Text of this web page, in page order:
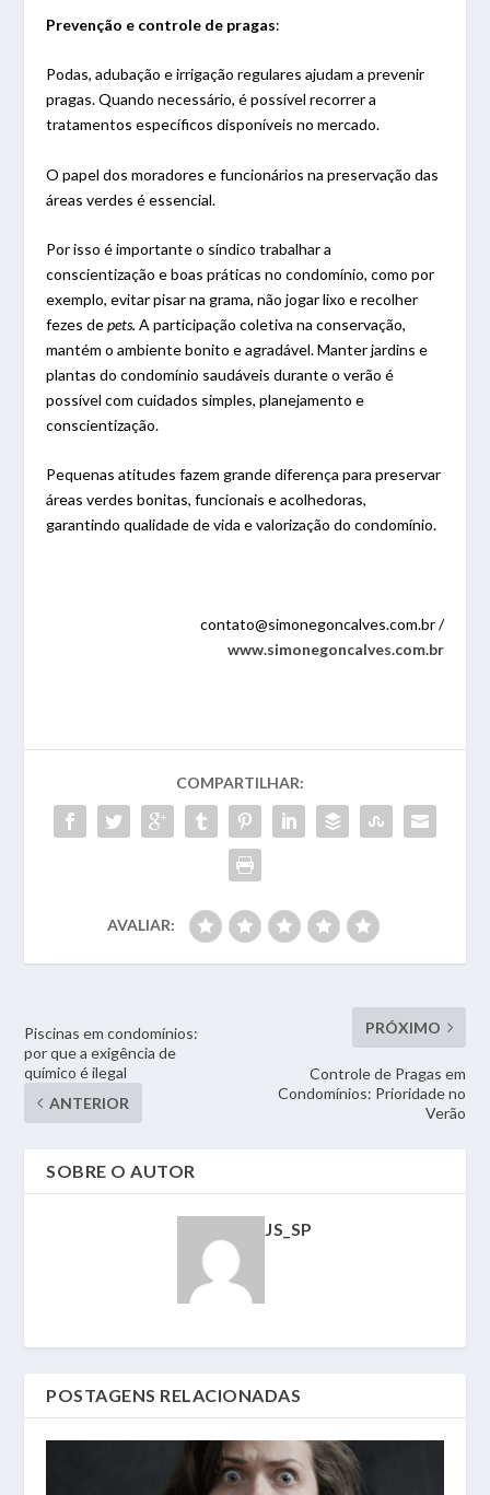
Prevenção e controle de pragas:
Podas, adubação e irrigação regulares ajudam a prevenir
pragas. Quando necessário, é possível recorrer a
tratamentos específicos disponíveis no mercado.
O papel dos moradores e funcionários na preservação das
áreas verdes é essencial.
Por isso é importante o síndico trabalhar a
conscientização e boas práticas no condomínio, como por
exemplo, evitar pisar na grama, não jogar lixo e recolher
fezes depets. A participação coletiva na conservação,
mantém o ambiente bonito e agradável. Manter jardins e
plantas do condomínio saudáveis durante o verão é
possível com cuidados simples, planejamento e
conscientização.
Pequenas atitudes fazem grande diferença para preservar
áreas verdes bonitas, funcionais e acolhedoras,
garantindo qualidade de vida e valorização do condomínio.
contato@simonegoncalves.com.br /
www.simonegoncalves.com.br
COMPARTILHAR:
AVALIAR:
Piscinas em condomínios:
por que a exigência de
químico é ilegal
ANTERIOR
PRÓXIMO
Controle de Pragas em
Condomínios: Prioridade no
Verão
SOBRE O AUTOR
JS_SP
POSTAGENS RELACIONADAS